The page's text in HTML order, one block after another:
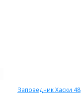
Заповедник Хаски 48